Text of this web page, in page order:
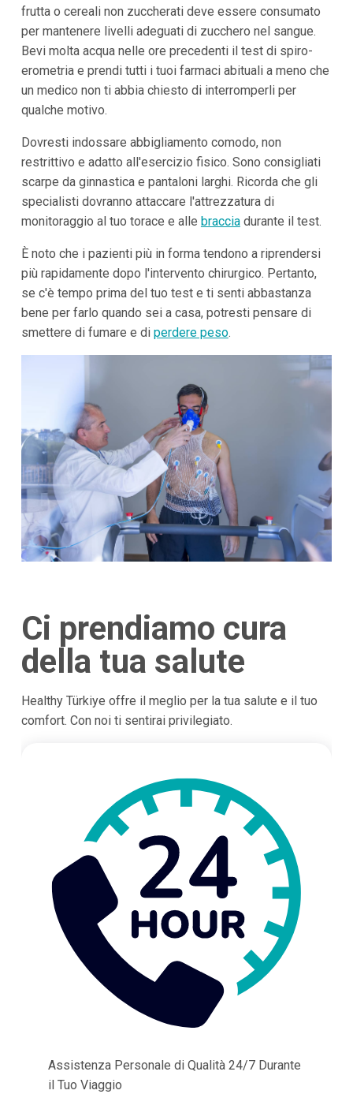
frutta o cereali non zuccherati deve essere consumato
per mantenere livelli adeguati di zucchero nel sangue.
Bevi molta acqua nelle ore precedenti il test di spiro-
erometria e prendi tutti i tuoi farmaci abituali a meno che
un medico non ti abbia chiesto di interromperli per
qualche motivo.
Dovresti indossare abbigliamento comodo, non
restrittivo e adatto all'esercizio fisico. Sono consigliati
scarpe da ginnastica e pantaloni larghi. Ricorda che gli
specialisti dovranno attaccare l'attrezzatura di
monitoraggio al tuo torace e alle bracciadurante il test.
È noto che i pazienti più in forma tendono a riprendersi
più rapidamente dopo l'intervento chirurgico. Pertanto,
se c'è tempo prima del tuo test e ti senti abbastanza
bene per farlo quando sei a casa, potresti pensare di
smettere di fumare e di perdere peso.
Ci prendiamo cura
della tua salute
Healthy Türkiye offre il meglio per la tua salute e il tuo
comfort. Con noi ti sentirai privilegiato.
Assistenza Personale di Qualità 24/7 Durante
il Tuo Viaggio